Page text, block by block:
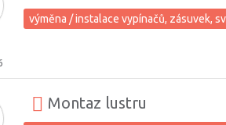
výměna / instalace vypínačů, zásuvek,
Montaz lustru